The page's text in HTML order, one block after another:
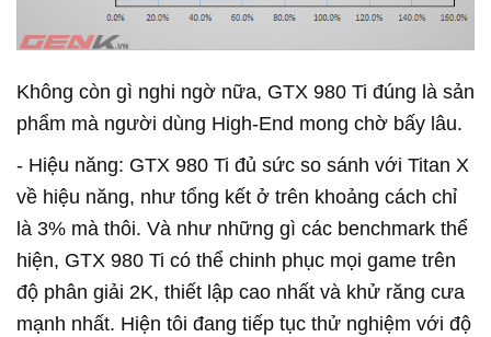
Không còn gì nghi ngờ nữa, GTX 980 Ti đúng là sản
phẩm mà người dùng High-End mong chờ bấy lâu.
- Hiệu năng: GTX 980 Ti đủ sức so sánh với Titan X
về hiệu năng, như tổng kết ở trên khoảng cách chỉ
là 3% mà thôi. Và như những gì các benchmark thể
hiện, GTX 980 Ti có thể chinh phục mọi game trên
độ phân giải 2K, thiết lập cao nhất và khử răng cưa
mạnh nhất. Hiện tôi đang tiếp tục thử nghiệm với độ